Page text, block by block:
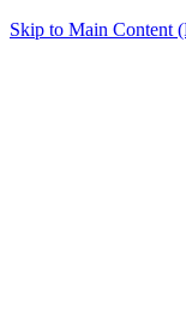
Skip to Main Content